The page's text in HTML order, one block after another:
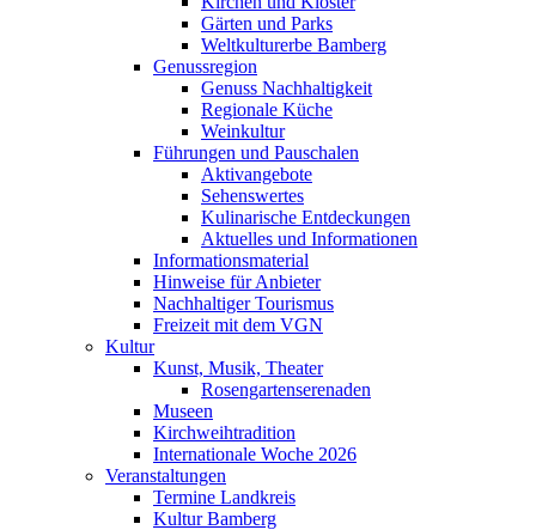
Gärten und Parks
Weltkulturerbe Bamberg
Genussregion
Genuss Nachhaltigkeit
Regionale Küche
Weinkultur
Führungen und Pauschalen
Aktivangebote
Sehenswertes
Kulinarische Entdeckungen
Aktuelles und Informationen
Informationsmaterial
Hinweise für Anbieter
Nachhaltiger Tourismus
Freizeit mit dem VGN
Kultur
Kunst, Musik, Theater
Rosengartenserenaden
Museen
Kirchweihtradition
Internationale Woche 2026
Veranstaltungen
Termine Landkreis
Kultur Bamberg